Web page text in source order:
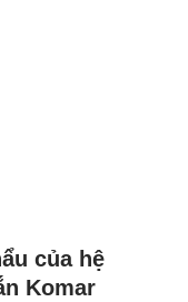
của hệ
Komar